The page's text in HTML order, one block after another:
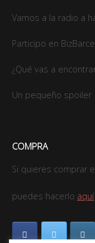
Vamos a la radio a
Participo en
¿Qué vas a
Un pequeño spoiler
COMPRA
Si quieres comprar
puedes hacerlo aquí